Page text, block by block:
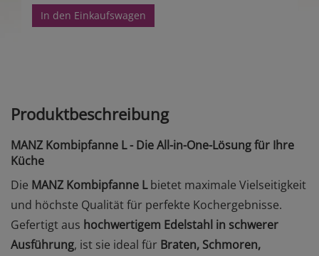
In den Einkaufswagen
Produktbeschreibung
MANZ Kombipfanne L - Die All-in-One-Lösung für Ihre
Küche
Die MANZ Kombipfanne Lbietet maximale Vielseitigkeit
und höchste Qualität für perfekte Kochergebnisse.
Gefertigt aus hochwertigem Edelstahl in schwerer
Ausführung, ist sie ideal für Braten, Schmoren,